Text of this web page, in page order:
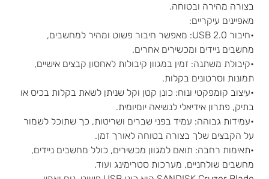
בצורה מהירה ובטוחה.
מאפיינים עיקריים:
•חיבור USB 2.0: מאפשר חיבור פשוט ומהיר למחשבים,
מחשבים ניידים ומכשירים אחרים.
•קיבולת משתנה: זמין במגוון קיבולות לאחסון קבצים אישיים,
תמונות וסרטונים בקלות.
•עיצוב קומפקטי ונוח: כונן קטן וקל שניתן לשאת בקלות בכיס או
בתיק, פתרון אידיאלי לנשיאה יומיומית.
•עמידות גבוהה: עמיד בפני שברים ושריטות, כך שתוכל לשמור
על הקבצים שלך בצורה בטוחה לאורך זמן.
•תאימות רחבה: תואם למגוון מכשירים, כולל מחשבים ניידים,
מחשבים שולחניים, מערכות סטרימינג ועוד.